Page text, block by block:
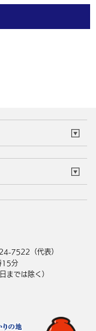
7522（代表）
15分
までは除く）